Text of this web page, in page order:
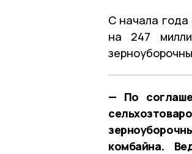
С начала года
на 247
— По
комбайна.